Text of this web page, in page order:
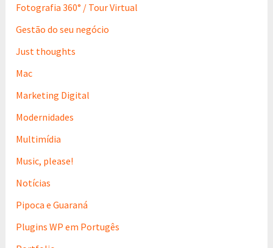
Fotografia 360° / Tour Virtual
Gestão do seu negócio
Just thoughts
Mac
Marketing Digital
Modernidades
Multimídia
Music, please!
Notícias
Pipoca e Guaraná
Plugins WP em Portugês